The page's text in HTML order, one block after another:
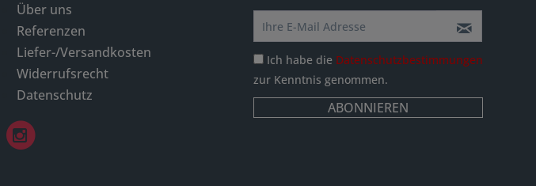
Über uns
Referenzen
Liefer-/Versandkosten
Widerrufsrecht
Datenschutz
Ich habe die Datenschutzbestimmungen
zur Kenntnis genommen.
ABONNIEREN